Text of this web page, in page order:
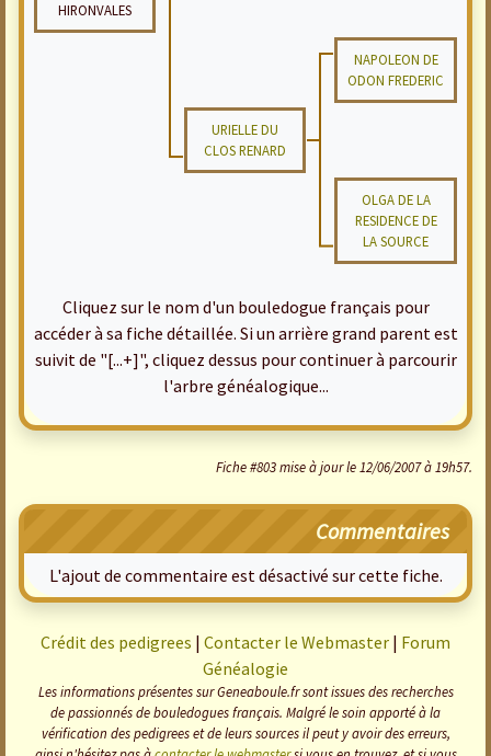
HIRONVALES
NAPOLEON DE
ODON FREDERIC
URIELLE DU
CLOS RENARD
OLGA DE LA
RESIDENCE DE
LA SOURCE
Cliquez sur le nom d'un bouledogue français pour
accéder à sa fiche détaillée. Si un arrière grand parent est
suivit de "[...+]", cliquez dessus pour continuer à parcourir
l'arbre généalogique...
Fiche #803 mise à jour le 12/06/2007 à 19h57.
Commentaires
L'ajout de commentaire est désactivé sur cette fiche.
Crédit des pedigrees | Contacter le Webmaster | Forum
Généalogie
Les informations présentes sur Geneaboule.fr sont issues des recherches
de passionnés de bouledogues français. Malgré le soin apporté à la
vérification des pedigrees et de leurs sources il peut y avoir des erreurs,